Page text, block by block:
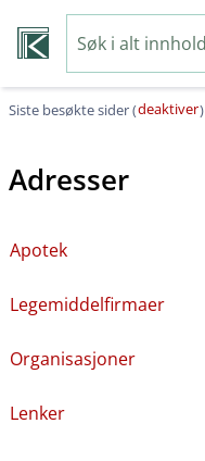
Siste besøkte sider (deaktiver)
Adresser
Apotek
Legemiddelfirmaer
Organisasjoner
Lenker